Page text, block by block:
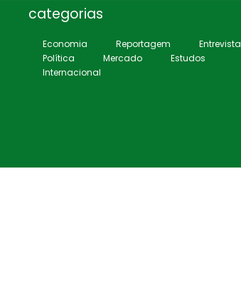
categorias
Economia Reportagem
Entrevista
Política
Mercado
Estudos
Internacional